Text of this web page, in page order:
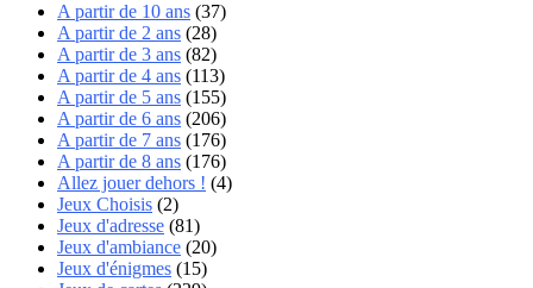
A partir de 10 ans (37)
A partir de 2 ans (28)
A partir de 3 ans (82)
A partir de 4 ans (113)
A partir de 5 ans (155)
A partir de 6 ans (206)
A partir de 7 ans (176)
A partir de 8 ans (176)
Allez jouer dehors ! (4)
Jeux Choisis (2)
Jeux d'adresse (81)
Jeux d'ambiance (20)
Jeux d'énigmes (15)